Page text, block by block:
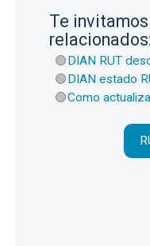
Te
relacionados:
DIAN RUT
DIAN estado
Como